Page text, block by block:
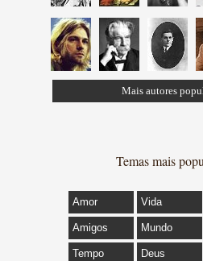
Mais autores
Temas mais
Amor Vida
Amigos Mundo
Tempo Deus